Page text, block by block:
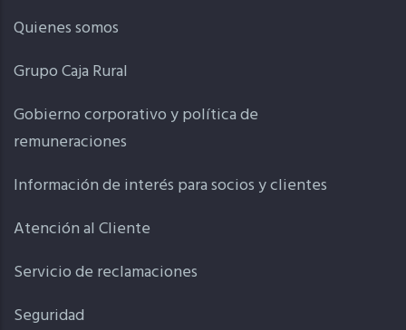
Quienes somos
Grupo Caja Rural
Gobierno corporativo y política de
remuneraciones
Información de interés para socios y clientes
Atención al Cliente
Servicio de reclamaciones
Seguridad